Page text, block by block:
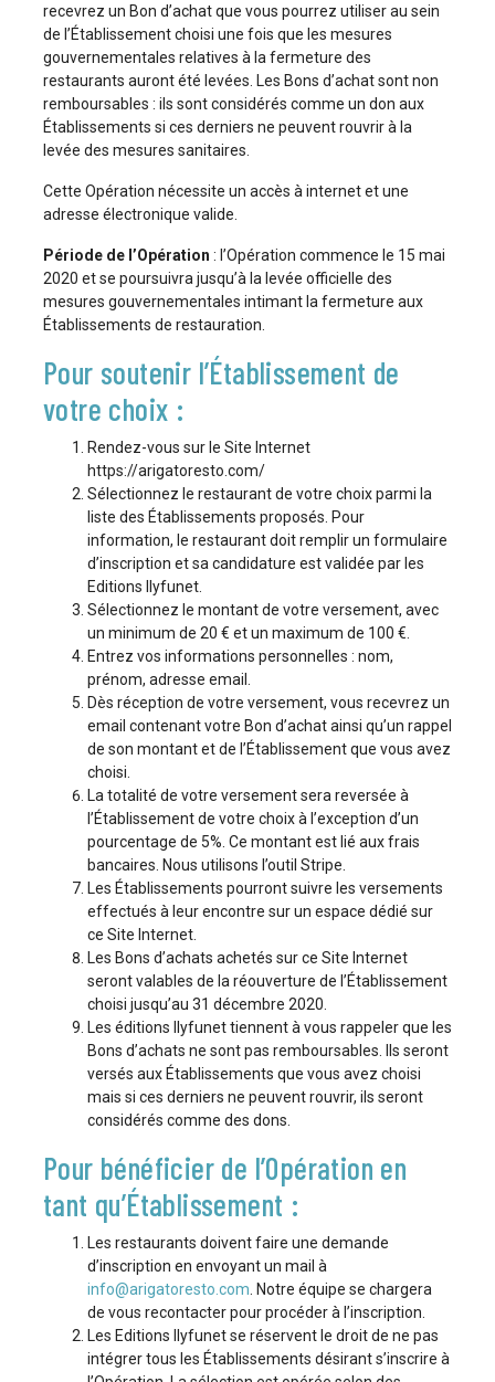
recevrez un Bon d’achat que vous pourrez utiliser au sein
de l’Établissement choisi une fois que les mesures
gouvernementales relatives à la fermeture des
restaurants auront été levées. Les Bons d’achat sont non
remboursables : ils sont considérés comme un don aux
Établissements si ces derniers ne peuvent rouvrir à la
levée des mesures sanitaires.
Cette Opération nécessite un accès à internet et une
adresse électronique valide.
Période de l’Opération : l’Opération commence le 15 mai
2020 et se poursuivra jusqu’à la levée officielle des
mesures gouvernementales intimant la fermeture aux
Établissements de restauration.
Pour soutenir l’Établissement de
votre choix :
Rendez-vous sur le Site Internet
https://arigatoresto.com/
Sélectionnez le restaurant de votre choix parmi la
liste des Établissements proposés. Pour
information, le restaurant doit remplir un formulaire
d’inscription et sa candidature est validée par les
Editions Ilyfunet.
Sélectionnez le montant de votre versement, avec
un minimum de 20 € et un maximum de 100 €.
Entrez vos informations personnelles : nom,
prénom, adresse email.
Dès réception de votre versement, vous recevrez un
email contenant votre Bon d’achat ainsi qu’un rappel
de son montant et de l’Établissement que vous avez
choisi.
La totalité de votre versement sera reversée à
l’Établissement de votre choix à l’exception d’un
pourcentage de 5%. Ce montant est lié aux frais
bancaires. Nous utilisons l’outil Stripe.
Les Établissements pourront suivre les versements
effectués à leur encontre sur un espace dédié sur
ce Site Internet.
Les Bons d’achats achetés sur ce Site Internet
seront valables de la réouverture de l’Établissement
choisi jusqu’au 31 décembre 2020.
Les éditions Ilyfunet tiennent à vous rappeler que les
Bons d’achats ne sont pas remboursables. Ils seront
versés aux Établissements que vous avez choisi
mais si ces derniers ne peuvent rouvrir, ils seront
considérés comme des dons.
Pour bénéficier de l’Opération en
tant qu’Établissement :
Les restaurants doivent faire une demande
d’inscription en envoyant un mail à
info@arigatoresto.com . Notre équipe se chargera
de vous recontacter pour procéder à l’inscription.
Les Editions Ilyfunet se réservent le droit de ne pas
intégrer tous les Établissements désirant s’inscrire à